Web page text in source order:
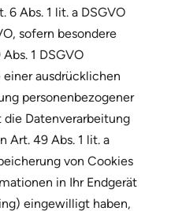
6 Abs. 1 lit. a DSGVO
sofern besondere
1 DSGVO
ausdrücklichen
personenbezogener
Datenverarbeitung
Art. 49 Abs. 1 lit. a
von Cookies
in Ihr Endgerät
eingewilligt haben,